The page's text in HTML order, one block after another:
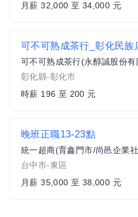
月薪 32,000 至 34,000 元
可不可熟成茶行_彰化民族
可不可熟成茶行(永醇誠股份有
彰化縣-彰化市
時薪 196 至 200 元
晚班正職13-23點
統一超商(育鑫門市/尚邑企業
台中市-東區
月薪 35,000 至 38,000 元